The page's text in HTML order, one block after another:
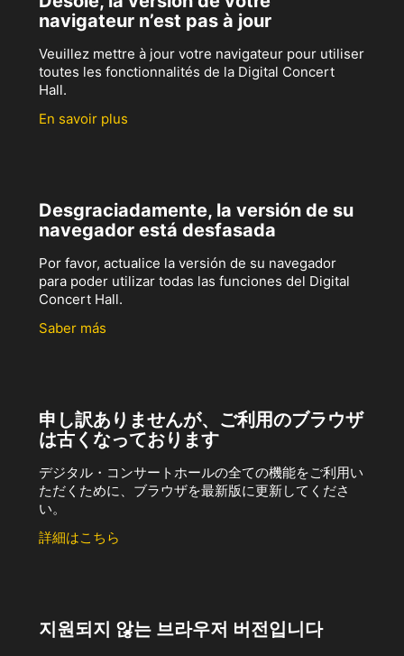
navigateur n’est pas à jour
Veuillez mettre à jour votre navigateur pour utiliser
toutes les fonctionnalités de la Digital Concert
Hall.
En savoir plus
Desgraciadamente, la versión de su
navegador está desfasada
Por favor, actualice la versión de su navegador
para poder utilizar todas las funciones del Digital
Concert Hall.
Saber más
申し訳ありませんが、ご利用のブラウザ
は古くなっております
デジタル・コンサートホールの全ての機能をご利用い
ただくために、ブラウザを最新版に更新してくださ
い。
詳細はこちら
지원되지 않는 브라우저 버전입니다